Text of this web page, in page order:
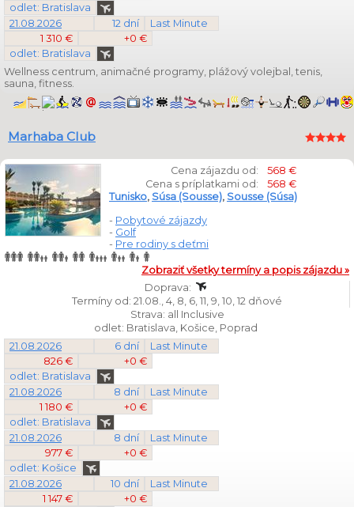
odlet: Bratislava
21.08.2026
12 dní
Last Minute
1 310 €
+0 €
odlet: Bratislava
Wellness centrum, animačné programy, plážový volejbal, tenis,
sauna, fitness.
Marhaba Club
Cena zájazdu od:
568 €
Cena s príplatkami od:
568 €
Tunisko, Súsa (Sousse), Sousse (Súsa)
- Pobytové zájazdy
- Golf
- Pre rodiny s deťmi
Zobraziť všetky termíny a popis zájazdu »
Doprava:
Termíny od: 21.08., 4, 8, 6, 11, 9, 10, 12 dňové
Strava: all Inclusive
odlet: Bratislava, Košice, Poprad
21.08.2026
6 dní
Last Minute
826 €
+0 €
odlet: Bratislava
21.08.2026
8 dní
Last Minute
1 180 €
+0 €
odlet: Bratislava
21.08.2026
8 dní
Last Minute
977 €
+0 €
odlet: Košice
21.08.2026
10 dní
Last Minute
1 147 €
+0 €